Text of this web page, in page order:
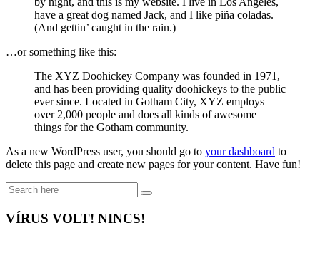
have a great dog named Jack, and I like piña coladas.
(And gettin’ caught in the rain.)
…or something like this:
The XYZ Doohickey Company was founded in 1971,
and has been providing quality doohickeys to the public
ever since. Located in Gotham City, XYZ employs
over 2,000 people and does all kinds of awesome
things for the Gotham community.
As a new WordPress user, you should go to your dashboard to
delete this page and create new pages for your content. Have fun!
VÍRUS VOLT! NINCS!